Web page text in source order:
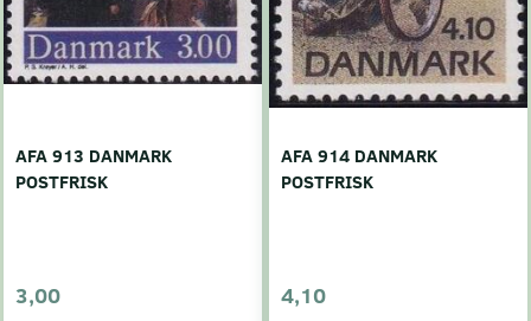
AFA 913 DANMARK
POSTFRISK
3,00
AFA 914 DANMARK
POSTFRISK
4,10